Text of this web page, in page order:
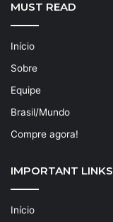
MUST READ
Início
Sobre
Equipe
Brasil/Mundo
Compre agora!
IMPORTANT LINKS
Início